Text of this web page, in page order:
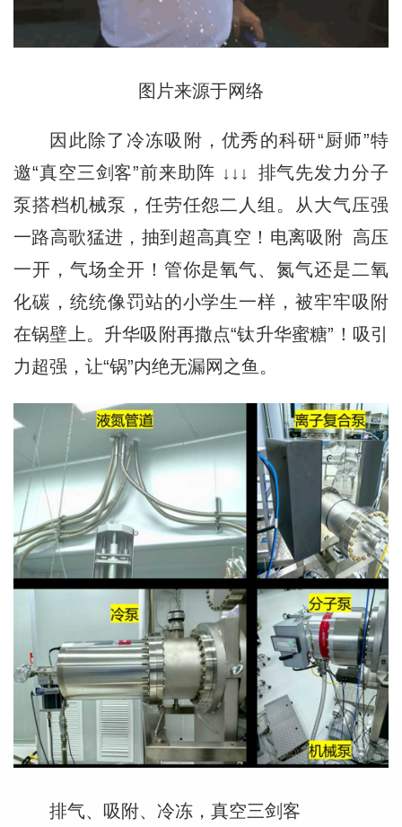
图片来源于网络
因此除了冷冻吸附，优秀的科研“厨师”特
邀“真空三剑客”前来助阵 ↓↓↓ 排气先发力分子
泵搭档机械泵，任劳任怨二人组。从大气压强
一路高歌猛进，抽到超高真空！电离吸附 高压
一开，气场全开！管你是氧气、氮气还是二氧
化碳，统统像罚站的小学生一样，被牢牢吸附
在锅壁上。升华吸附再撒点“钛升华蜜糖”！吸引
力超强，让“锅”内绝无漏网之鱼。
排气、吸附、冷冻，真空三剑客